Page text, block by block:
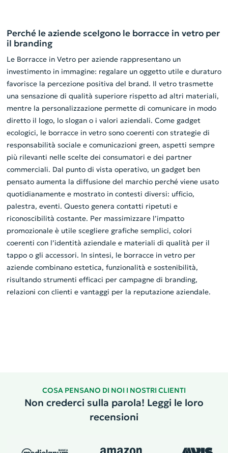
Perché le aziende scelgono le borracce in vetro per
il branding
Le Borracce in Vetro per aziende rappresentano un
investimento in immagine: regalare un oggetto utile e duraturo
favorisce la percezione positiva del brand. Il vetro trasmette
una sensazione di qualità superiore rispetto ad altri materiali,
mentre la personalizzazione permette di comunicare in modo
diretto il logo, lo slogan o i valori aziendali. Come gadget
ecologici, le borracce in vetro sono coerenti con strategie di
responsabilità sociale e comunicazioni green, aspetti sempre
più rilevanti nelle scelte dei consumatori e dei partner
commerciali. Dal punto di vista operativo, un gadget ben
pensato aumenta la diffusione del marchio perché viene usato
quotidianamente e mostrato in contesti diversi: ufficio,
palestra, eventi. Questo genera contatti ripetuti e
riconoscibilità costante. Per massimizzare l’impatto
promozionale è utile scegliere grafiche semplici, colori
coerenti con l’identità aziendale e materiali di qualità per il
tappo o gli accessori. In sintesi, le borracce in vetro per
aziende combinano estetica, funzionalità e sostenibilità,
risultando strumenti efficaci per campagne di branding,
relazioni con clienti e vantaggi per la reputazione aziendale.
COSA PENSANO DI NOI I NOSTRI CLIENTI
Non crederci sulla parola! Leggi le loro
recensioni